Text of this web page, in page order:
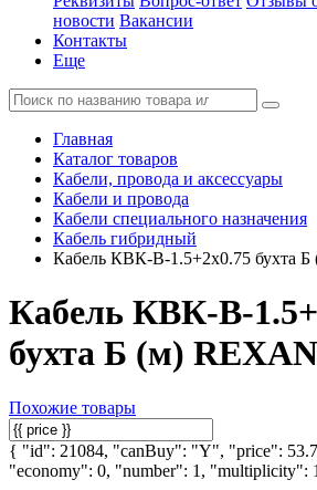
новости Вакансии
Контакты
Еще
Главная
Каталог товаров
Кабели, провода и аксессуары
Кабели и провода
Кабели специального назначения
Кабель гибридный
Кабель КВК-В-1.5+2х0.75 бухта
Кабель КВК-В-
бухта Б (м)
Похожие товары
{ "id": 21084, "canBuy": "Y", "price":
"economy": 0, "number": 1, "multiplicity":